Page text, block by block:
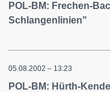
POL-BM: Frechen-
Schlangenlinien"
05.08.2002 – 13:23
POL-BM: Hürth-